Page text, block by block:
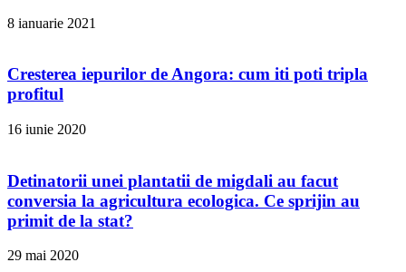
8 ianuarie 2021
Cresterea iepurilor de Angora: cum iti poti tripla
profitul
16 iunie 2020
Detinatorii unei plantatii de migdali au facut
conversia la agricultura ecologica. Ce sprijin au
primit de la stat?
29 mai 2020